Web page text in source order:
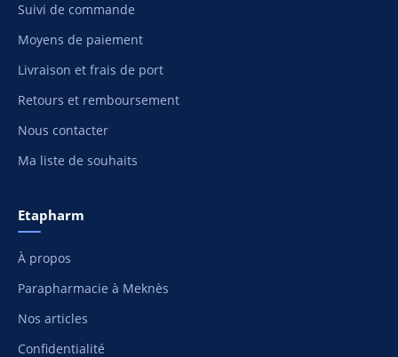
Suivi de commande
Moyens de paiement
Livraison et frais de port
Retours et remboursement
Nous contacter
Ma liste de souhaits
Etapharm
À propos
Parapharmacie à Meknès
Nos articles
Confidentialité